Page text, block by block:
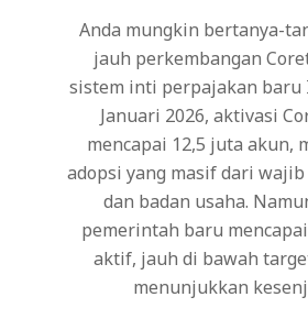
Anda mungkin bertanya-
jauh perkembangan
sistem inti perpajakan baru
Januari 2026, aktivasi
mencapai 12,5 juta akun,
adopsi yang masif dari
dan badan usaha.
pemerintah baru
aktif, jauh di bawah
menunjukkan